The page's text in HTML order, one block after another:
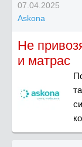
07.04.2025
Askona
Не
и матрас